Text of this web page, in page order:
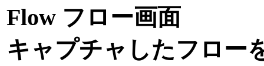
Flow フロー画面
キャプチャしたフロー